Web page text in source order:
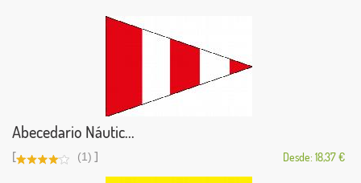
Abecedario Náutic...
[ (1) ] Desde: 18,37 €